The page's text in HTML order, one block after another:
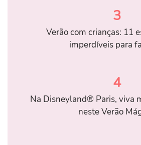
3
Verão com crianças: 11
imperdíveis para
4
Na Disneyland® Paris, viva
neste Verão